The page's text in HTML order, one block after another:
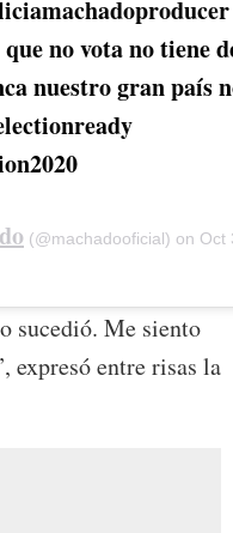
no vota no tiene
nuestro gran país
(@machadooficial) on Oct
sucedió. Me siento
expresó entre risas la